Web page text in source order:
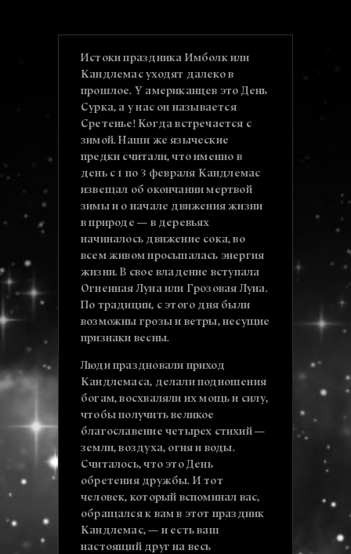
Истоки праздника Имболк или
Кандлемас уходят далеко в
прошлое. У американцев это День
Сурка, а у нас он называется
Сретенье! Когда встречается с
зимой. Наши же языческие
предки считали, что именно в
день с 1 по 3 февраля Кандлемас
извещал об окончании мертвой
зимы и о начале движения жизни
в природе — в деревьях
начиналось движение сока, во
всем живом просыпалась энергия
жизни. В свое владение вступала
Огненная Луна или Грозовая Луна.
По традиции, с этого дня были
возможны грозы и ветры, несущие
признаки весны.
Люди праздновали приход
Кандлемаса, делали подношения
богам, восхваляли их мощь и силу,
чтобы получить великое
благославение четырех стихий —
земли, воздуха, огня и воды.
Считалось, что это День
обретения дружбы. И тот
человек, который вспоминал вас,
обращался к вам в этот праздник
Кандлемас, — и есть ваш
настоящий друг на весь